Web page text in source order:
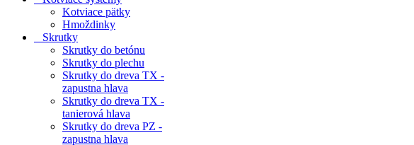
Kotviace pätky
Hmoždinky
Skrutky
Skrutky do betónu
Skrutky do plechu
Skrutky do dreva TX -
zapustna hlava
Skrutky do dreva TX -
tanierová hlava
Skrutky do dreva PZ -
zapustna hlava